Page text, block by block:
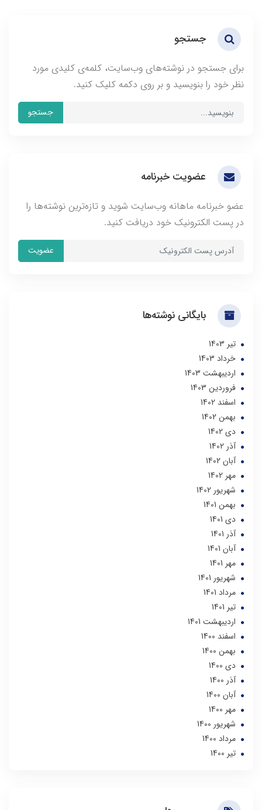
جستجو
برای جستجو در نوشته‌های وب‌سایت، کلمه‌ی کلیدی مورد
نظر خود را بنویسید و بر روی دکمه کلیک کنید.
جستجو
عضویت خبرنامه
عضو خبرنامه ماهانه وب‌سایت شوید و تازه‌ترین نوشته‌ها را
در پست الکترونیک خود دریافت کنید.
عضویت
بایگانی نوشته‌ها
تير 1403
خرداد 1403
ارديبهشت 1403
فروردین 1403
اسفند 1402
بهمن 1402
دی 1402
آذر 1402
آبان 1402
مهر 1402
شهریور 1402
بهمن 1401
دی 1401
آذر 1401
آبان 1401
مهر 1401
شهریور 1401
مرداد 1401
تير 1401
ارديبهشت 1401
اسفند 1400
بهمن 1400
دی 1400
آذر 1400
آبان 1400
مهر 1400
شهریور 1400
مرداد 1400
تير 1400